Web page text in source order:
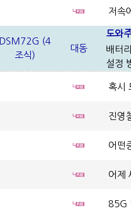
저속
DSM72G (4
조식)
대동
도와
배터
설정
혹시
진영
어떤
어제
85G